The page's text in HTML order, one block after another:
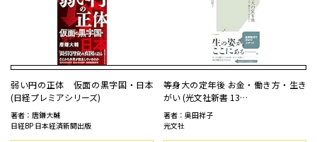
弱い円の正体 仮面の黒字国・日本
(日経プレミアシリーズ)
著者：唐鎌大輔
日経BP 日本経済新聞出版
等身大の定年後 お金・働き方・生き
がい (光文社新書 13…
著者：奥田祥子
光文社